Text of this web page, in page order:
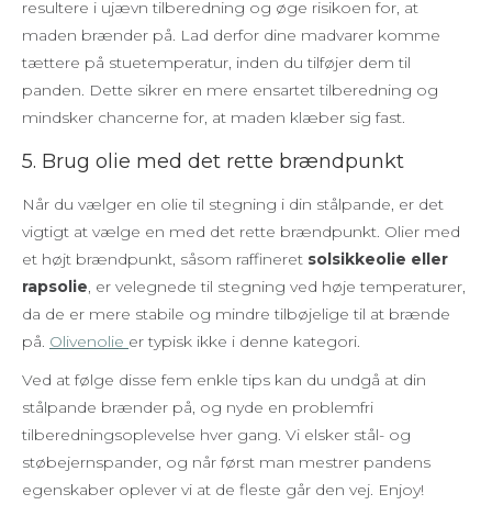
resultere i ujævn tilberedning og øge risikoen for, at
maden brænder på. Lad derfor dine madvarer komme
tættere på stuetemperatur, inden du tilføjer dem til
panden. Dette sikrer en mere ensartet tilberedning og
mindsker chancerne for, at maden klæber sig fast.
5. Brug olie med det rette brændpunkt
Når du vælger en olie til stegning i din stålpande, er det
vigtigt at vælge en med det rette brændpunkt. Olier med
et højt brændpunkt, såsom raffineret solsikkeolie eller
rapsolie, er velegnede til stegning ved høje temperaturer,
da de er mere stabile og mindre tilbøjelige til at brænde
på. Olivenolie er typisk ikke i denne kategori.
Ved at følge disse fem enkle tips kan du undgå at din
stålpande brænder på, og nyde en problemfri
tilberedningsoplevelse hver gang. Vi elsker stål- og
støbejernspander, og når først man mestrer pandens
egenskaber oplever vi at de fleste går den vej. Enjoy!